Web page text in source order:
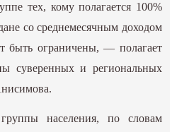
тех, кому полагается 100%
со среднемесячным доходом
быть ограничены, — полагает
суверенных и региональных
населения, по словам